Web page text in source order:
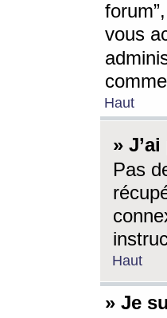
vous
Haut
»
Pas
Haut
» Je